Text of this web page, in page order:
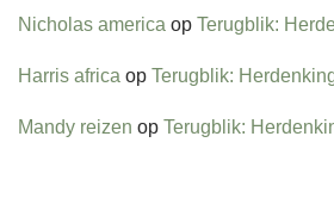
Nicholas america op Terugblik:
Harris africa op Terugblik:
Mandy reizen op Terugblik: